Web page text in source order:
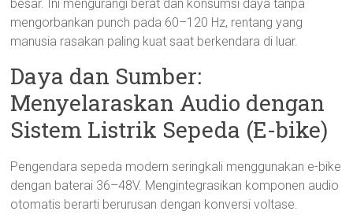
besar. Ini mengurangi berat dan konsumsi daya tanpa
mengorbankan punch pada 60–120 Hz, rentang yang
manusia rasakan paling kuat saat berkendara di luar.
Daya dan Sumber:
Menyelaraskan Audio dengan
Sistem Listrik Sepeda (E-bike)
Pengendara sepeda modern seringkali menggunakan e-bike
dengan baterai 36–48V. Mengintegrasikan komponen audio
otomatis berarti berurusan dengan konversi voltase.